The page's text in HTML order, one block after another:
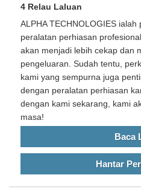
4 Relau Laluan
ALPHA TECHNOLOGIES
peralatan perhiasan
akan menjadi lebih cekap dan
pengeluaran. Sudah tentu,
kami yang sempurna juga
dengan peralatan perhiasan
dengan kami sekarang, kami
masa!
Baca
Hantar